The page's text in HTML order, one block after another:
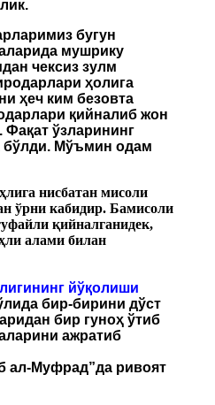
бугун
мушрику
чексиз зулм
ҳолига
ҳеч ким безовта
қийналиб жон
ўзларининг
бўлди. Мўъмин одам
нисбатан мисоли
ўрни кабидир. Бамисоли
қийналганидек,
алами билан
йўқолиши
бир-бирини дўст
бир гуноҳ ўтиб
ажратиб
ал-Муфрад”да ривоят